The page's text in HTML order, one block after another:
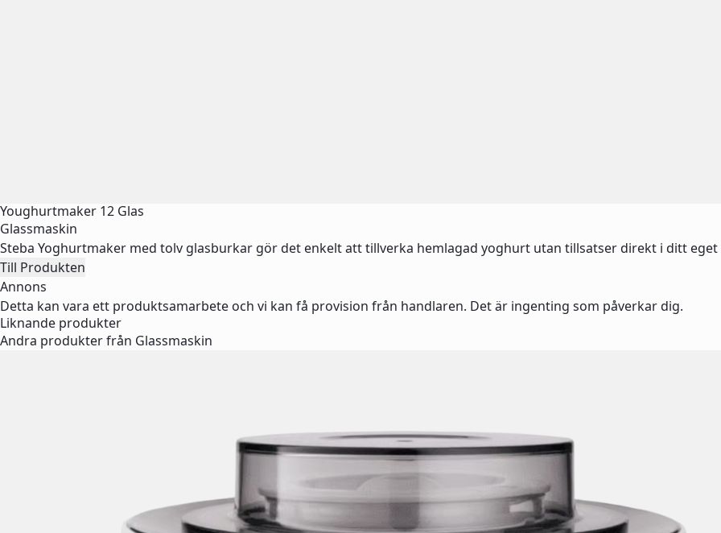
Youghurtmaker 12 Glas
Glassmaskin
Steba Yoghurtmaker med tolv glasburkar gör det enkelt att tillverka hemlagad yoghurt utan tillsatser direkt i ditt eget
Till Produkten
Annons
Detta kan vara ett produktsamarbete och vi kan få provision från handlaren. Det är ingenting som påverkar dig.
Liknande produkter
Andra produkter från Glassmaskin